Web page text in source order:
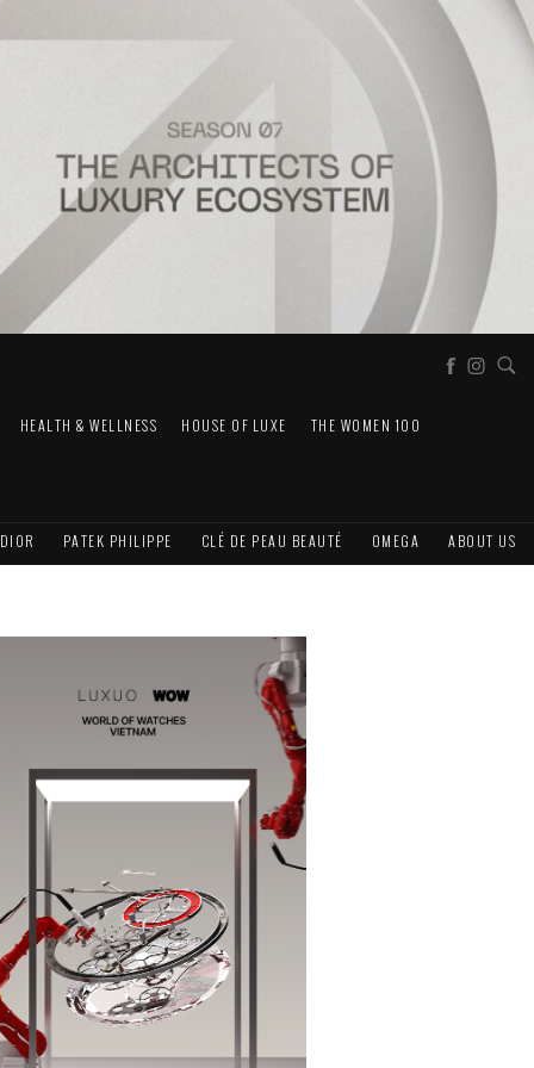
HEALTH & WELLNESS HOUSE OF LUXE THE WOMEN 100
DIOR PATEK PHILIPPE CLÉ DE PEAU BEAUTÉ OMEGA ABOUT US